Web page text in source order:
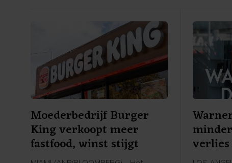
Moederbedrijf Burger
King verkoopt meer
fastfood, winst stijgt